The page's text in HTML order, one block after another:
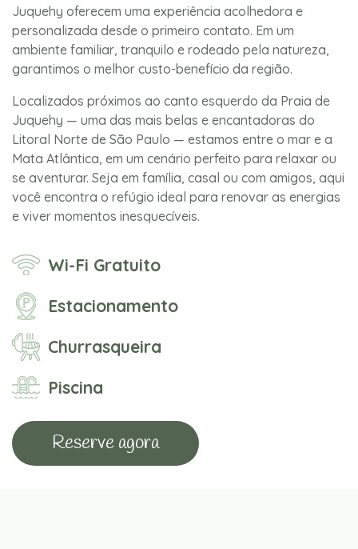
Juquehy oferecem uma experiência acolhedora e
personalizada desde o primeiro contato. Em um
ambiente familiar, tranquilo e rodeado pela natureza,
garantimos o melhor custo-benefício da região.
Localizados próximos ao canto esquerdo da Praia de
Juquehy — uma das mais belas e encantadoras do
Litoral Norte de São Paulo — estamos entre o mar e a
Mata Atlântica, em um cenário perfeito para relaxar ou
se aventurar. Seja em família, casal ou com amigos, aqui
você encontra o refúgio ideal para renovar as energias
e viver momentos inesquecíveis.
Wi-Fi Gratuito
Estacionamento
Churrasqueira
Piscina
Reserve agora